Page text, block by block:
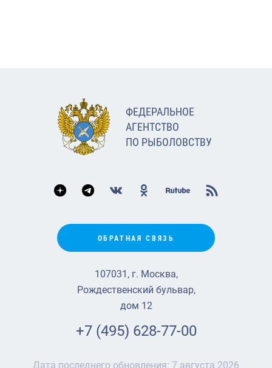
ФЕДЕРАЛЬНОЕ
АГЕНТСТВО
ПО РЫБОЛОВСТВУ
ОБРАТНАЯ СВЯЗЬ
107031, г. Москва,
Рождественский бульвар,
дом 12
+7 (495) 628-77-00
Дата последнего обновления: 7 августа 2026